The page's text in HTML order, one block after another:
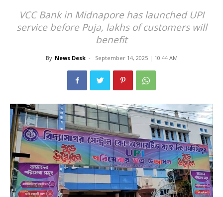
VCC Bank in Midnapore has launched UPI
service before Puja, lakhs of customers will
benefit
By News Desk - September 14, 2025 | 10:44 AM